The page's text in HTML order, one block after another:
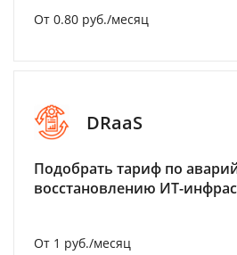
От 0.80 руб./месяц
DRaaS
Подобрать тариф по
восстановлению ИТ-
От 1 руб./месяц